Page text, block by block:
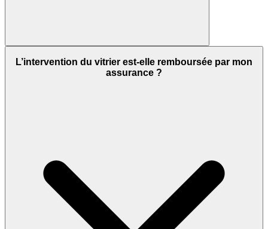
L’intervention du vitrier est-elle remboursée par mon
assurance ?